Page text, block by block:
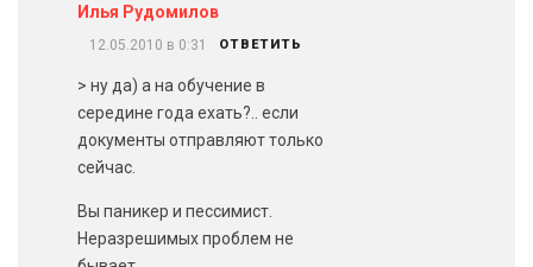
Илья Рудомилов
12.05.2010 в 0:31 ОТВЕТИТЬ
> ну да) а на обучение в
середине года ехать?.. если
документы отправляют только
сейчас.
Вы паникер и пессимист.
Неразрешимых проблем не